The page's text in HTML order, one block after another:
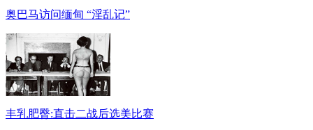
奥巴马访问缅甸 “淫乱记”
丰乳肥臀:直击二战后选美比赛